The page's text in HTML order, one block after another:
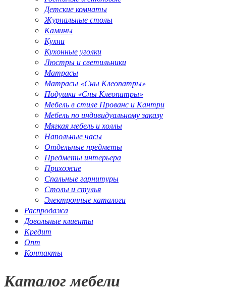
Детские комнаты
Журнальные столы
Камины
Кухни
Кухонные уголки
Люстры и светильники
Матрасы
Матрасы «Сны Клеопатры»
Подушки «Сны Клеопатры»
Мебель в стиле Прованс и Кантри
Мебель по индивидуальному заказу
Мягкая мебель и холлы
Напольные часы
Отдельные предметы
Предметы интерьера
Прихожие
Спальные гарнитуры
Столы и стулья
Электронные каталоги
Распродажа
Довольные клиенты
Кредит
Опт
Контакты
Каталог мебели